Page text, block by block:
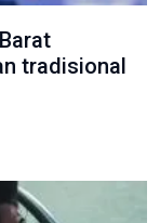
tradisional